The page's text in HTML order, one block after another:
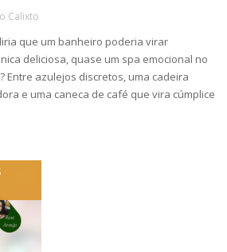
Calixto
que um banheiro poderia virar
deliciosa, quase um spa emocional no
Entre azulejos discretos, uma cadeira
e uma caneca de café que vira cúmplice